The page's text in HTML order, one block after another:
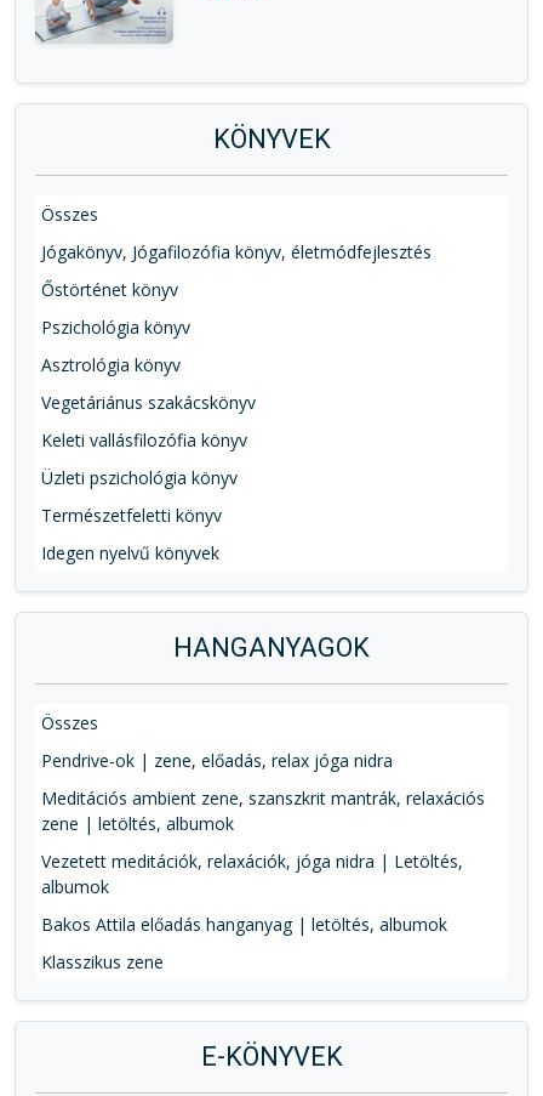
KÖNYVEK
Összes
Jógakönyv, Jógafilozófia könyv, életmódfejlesztés
Őstörténet könyv
Pszichológia könyv
Asztrológia könyv
Vegetáriánus szakácskönyv
Keleti vallásfilozófia könyv
Üzleti pszichológia könyv
Természetfeletti könyv
Idegen nyelvű könyvek
HANGANYAGOK
Összes
Pendrive-ok | zene, előadás, relax jóga nidra
Meditációs ambient zene, szanszkrit mantrák, relaxációs
zene | letöltés, albumok
Vezetett meditációk, relaxációk, jóga nidra | Letöltés,
albumok
Bakos Attila előadás hanganyag | letöltés, albumok
Klasszikus zene
E-KÖNYVEK